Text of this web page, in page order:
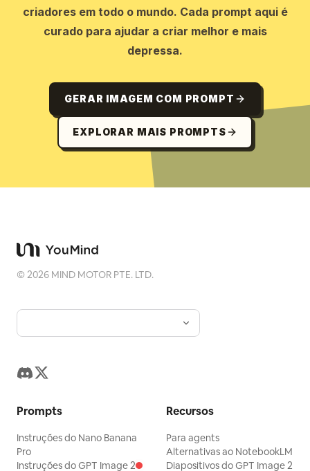
criadores em todo o mundo. Cada prompt aqui é
curado para ajudar a criar melhor e mais
depressa.
GERAR IMAGEM COM PROMPT
EXPLORAR MAIS PROMPTS
©2026 MIND MOTOR PTE. LTD.
Prompts
Instruções do Nano Banana
Pro
Instruções do GPT Image 2
Recursos
Para agents
Alternativas ao NotebookLM
Diapositivos do GPT Image 2